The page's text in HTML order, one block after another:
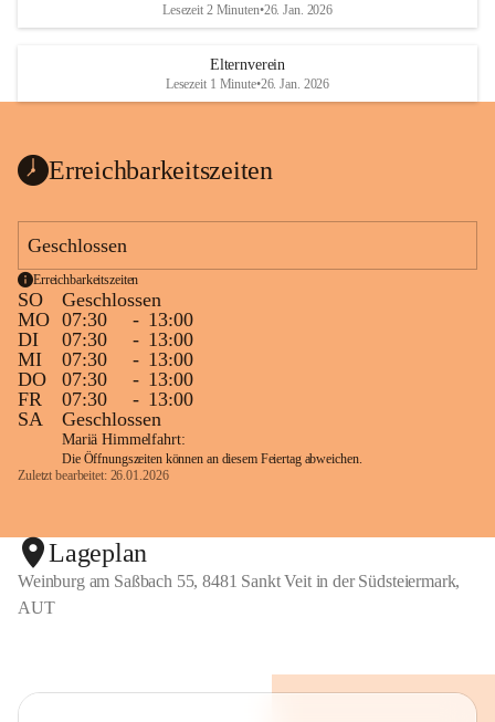
Lesezeit 2 Minuten•26. Jan. 2026
Elternverein
Lesezeit 1 Minute•26. Jan. 2026
Erreichbarkeitszeiten
Geschlossen
Erreichbarkeitszeiten
SO
Geschlossen
MO 07:30 - 13:00
DI
07:30 - 13:00
MI
07:30 - 13:00
DO
07:30 - 13:00
FR
07:30 - 13:00
SA
Geschlossen
Mariä Himmelfahrt:
Die Öffnungszeiten können an diesem Feiertag abweichen.
Zuletzt bearbeitet: 26.01.2026
Lageplan
Weinburg am Saßbach 55, 8481 Sankt Veit in der Südsteiermark,
AUT